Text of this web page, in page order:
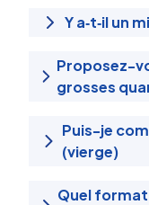
Y a‑t‑il un
Proposez-
grosses
Puis-je
(vierge)
Quel